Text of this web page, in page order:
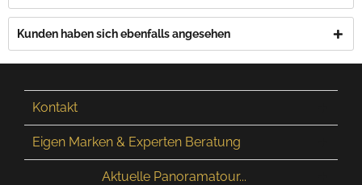
Kunden haben sich ebenfalls angesehen
Kontakt
Eigen Marken & Experten Beratung
Aktuelle Panoramatour...